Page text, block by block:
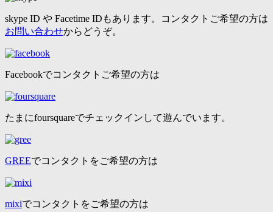
skype ID や Facetime IDもあります。コンタクトご希望の方は
お問い合わせからどうぞ。
Facebookでコンタクトご希望の方は
たまにfoursquareでチェックインして遊んでいます。
GREEでコンタクトをご希望の方は
mixiでコンタクトをご希望の方は